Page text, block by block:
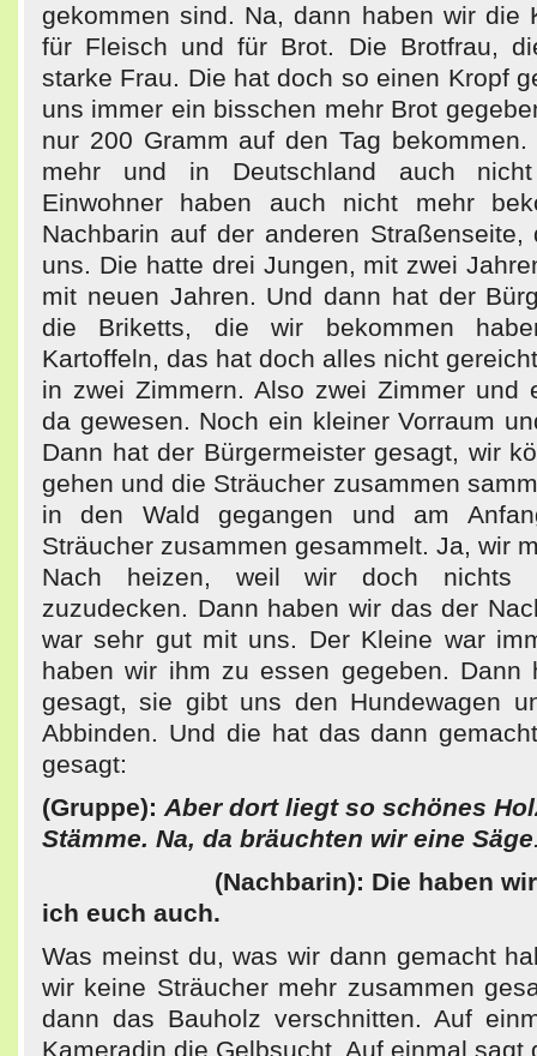
gekommen sind. Na, dann haben wir die
für Fleisch und für Brot. Die Brotfrau,
starke Frau. Die hat doch so einen Kropf
uns immer ein bisschen mehr Brot
nur 200 Gramm auf den Tag
mehr und in Deutschland auch
Einwohner haben auch nicht mehr
Nachbarin auf der anderen
uns. Die hatte drei Jungen, mit zwei
mit neuen Jahren. Und dann hat der
die Briketts, die wir bekommen
Kartoffeln, das hat doch alles nicht
in zwei Zimmern. Also zwei Zimmer und
da gewesen. Noch ein kleiner Vorraum
Dann hat der Bürgermeister gesagt, wir
gehen und die Sträucher zusammen
in den Wald gegangen und am
Sträucher zusammen gesammelt. Ja, wir
Nach heizen, weil wir doch nichts
zuzudecken. Dann haben wir das der
war sehr gut mit uns. Der Kleine war
haben wir ihm zu essen gegeben. Dann
gesagt, sie gibt uns den Hundewagen
Abbinden. Und die hat das dann
gesagt:
(Gruppe): Aber dort liegt so schönes
Stämme. Na, da bräuchten wir eine Säge
(Nachbarin): Die haben
ich euch auch.
Was meinst du, was wir dann gemacht
wir keine Sträucher mehr zusammen
dann das Bauholz verschnitten. Auf
Kameradin die Gelbsucht. Auf einmal sagt